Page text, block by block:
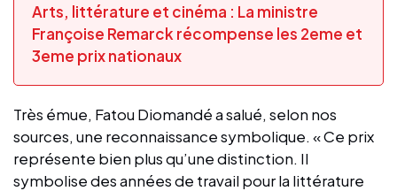
Arts, littérature et cinéma : La ministre
Françoise Remarck récompense les 2eme et
3eme prix nationaux
Très émue, Fatou Diomandé a salué, selon nos
sources, une reconnaissance symbolique. « Ce prix
représente bien plus qu’une distinction. Il
symbolise des années de travail pour la littérature